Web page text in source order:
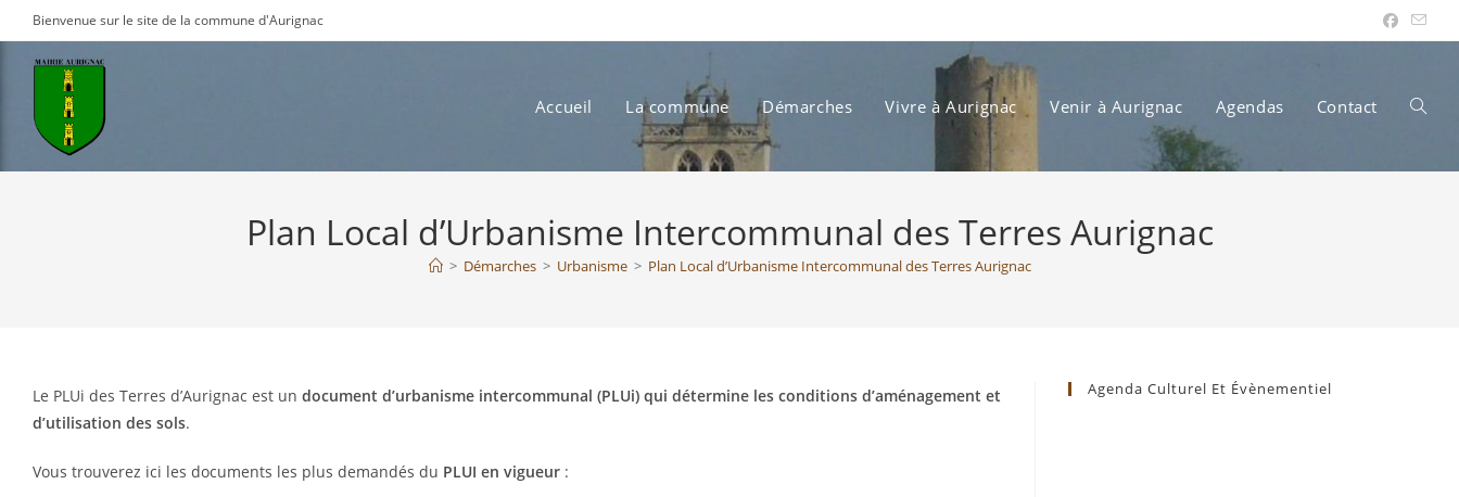
to
content
Bienvenue sur le site de la commune d'Aurignac
Accueil La commune Démarches Vivre à Aurignac Venir à Aurignac Agendas Contact Toggle
Plan Local d’Urbanisme Intercommunal des Terres Aurignac
> Démarches > Urbanisme > Plan Local d’Urbanisme Intercommunal des Terres Aurignac
Le PLUi des Terres d’Aurignac est un document d’urbanisme intercommunal (PLUi) qui détermine les conditions d’aménagement et
d’utilisation des sols.
Vous trouverez ici les documents les plus demandés du PLUI en vigueur :
Agenda Culturel Et Évènementiel